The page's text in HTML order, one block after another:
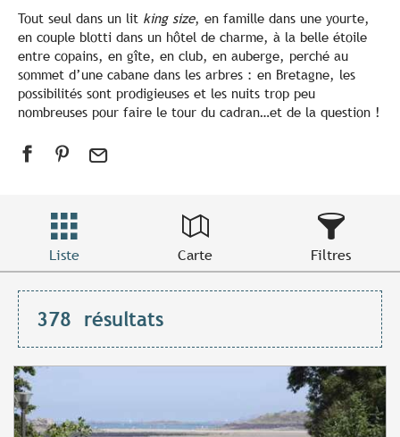
Tout seul dans un lit king size, en famille dans une yourte,
en couple blotti dans un hôtel de charme, à la belle étoile
entre copains, en gîte, en club, en auberge, perché au
sommet d’une cabane dans les arbres : en Bretagne, les
possibilités sont prodigieuses et les nuits trop peu
nombreuses pour faire le tour du cadran…et de la question !
Liste Carte Filtres
378 résultats